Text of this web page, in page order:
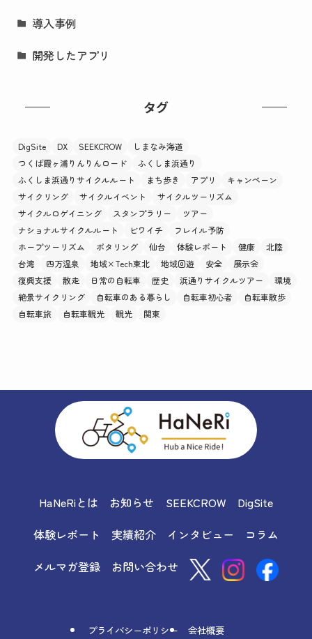
導入事例
開発したアプリ
タグ
DigSite DX SEEKCROW
しまなみ海道
つくば霞ヶ浦りんりんロード
ふくしま浜通り
ふくしま浜通りサイクルルート
まち歩き アプリ
キャンペーン
サイクリング
サイクルイベント
サイクルツーリズム
サイクルロゲイニング
スタンプラリー
ツアー
ナショナルサイクルルート
ビワイチ
フレイル予防
ホープツーリズム
ポタリング 仙台 体験レポート 健康
北陸
台湾
四万温泉 地域×Tech東北 地域回遊 安全
展示会
復興支援
散走 日常の自転車 歴史 浜通りサイクルツアー
環境
絶景サイクリング
自転車のある暮らし 自転車初心者
自転車散歩
自転車旅
自転車観光 観光 関東
HaNeRiとは お知らせ SEEKCROW
DigSite
体験レポート
実績紹介 インタビュー
コラム
メルマガ登録
お問い合わせ
プライバシーポリシー 会社概要